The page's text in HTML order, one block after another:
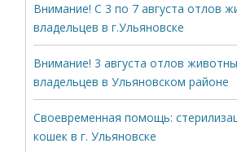
Внимание! С 3 по 7 августа отлов
владельцев в г.Ульяновске
Внимание! 3 августа отлов
владельцев в Ульяновском районе
Своевременная помощь:
кошек в г. Ульяновске